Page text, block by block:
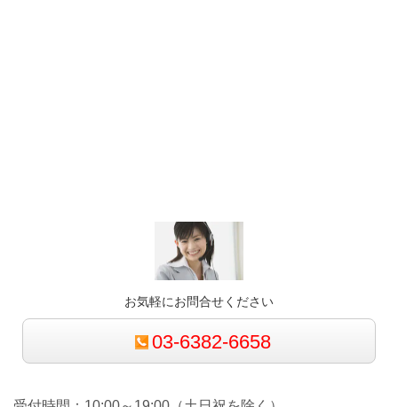
お気軽にお問合せください
03-6382-6658